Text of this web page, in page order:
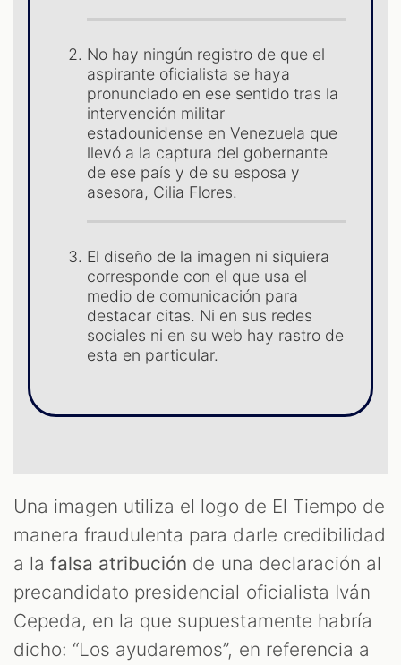
No hay ningún registro de que el
aspirante oficialista se haya
pronunciado en ese sentido tras la
intervención militar
estadounidense en Venezuela que
llevó a la captura del gobernante
de ese país y de su esposa y
asesora, Cilia Flores.
El diseño de la imagen ni siquiera
corresponde con el que usa el
medio de comunicación para
destacar citas. Ni en sus redes
sociales ni en su web hay rastro de
esta en particular.
Una imagen utiliza el logo de El Tiempo de
manera fraudulenta para darle credibilidad
a lafalsa atribución de una declaración al
precandidato presidencial oficialista Iván
Cepeda, en la que supuestamente habría
dicho: “Los ayudaremos”, en referencia a